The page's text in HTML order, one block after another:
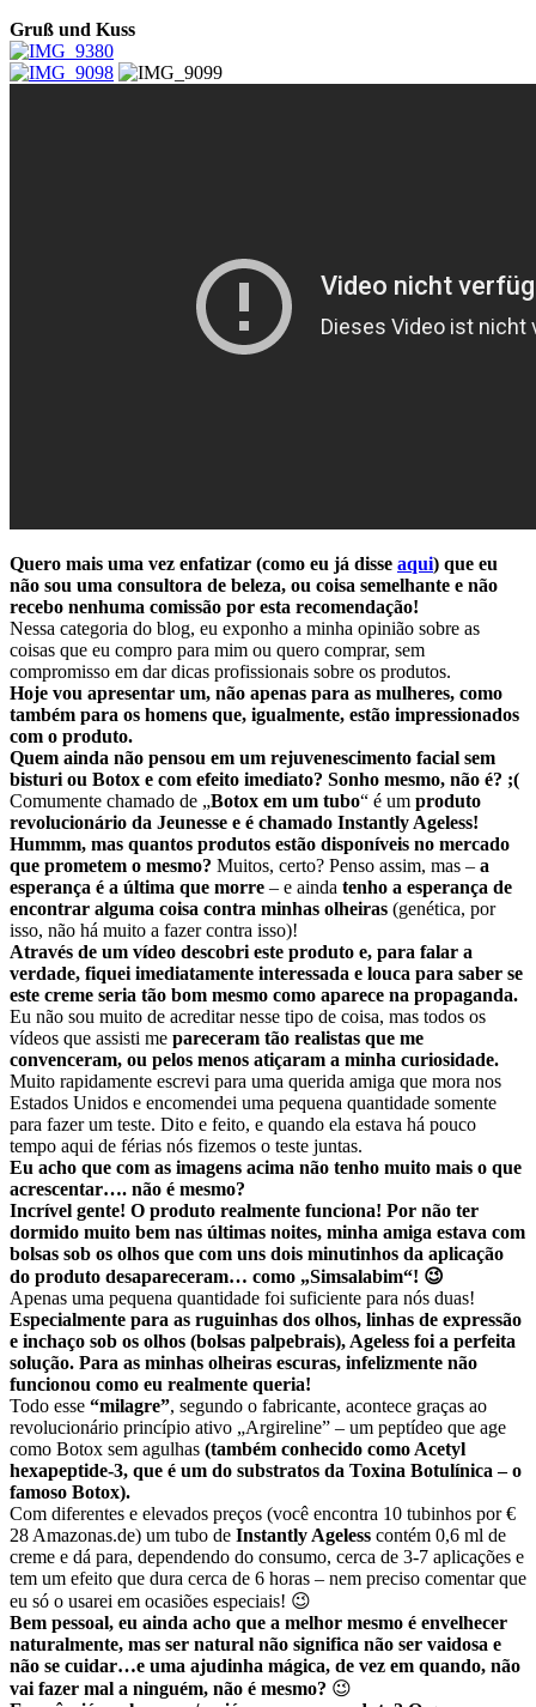
Gruß und Kuss
Quero mais uma vez enfatizar (como eu já disse aqui) que eu
não sou uma consultora de beleza, ou coisa semelhante e não
recebo nenhuma comissão por esta recomendação!
Nessa categoria do blog, eu exponho a minha opinião sobre as
coisas que eu compro para mim ou quero comprar, sem
compromisso em dar dicas profissionais sobre os produtos.
Hoje vou apresentar um, não apenas para as mulheres, como
também para os homens que, igualmente, estão impressionados
com o produto.
Quem ainda não pensou em um rejuvenescimento facial sem
bisturi ou Botox e com efeito imediato? Sonho mesmo, não é? ;(
Comumente chamado de „Botox em um tubo“ é um produto
revolucionário da Jeunesse e é chamado Instantly Ageless!
Hummm, mas quantos produtos estão disponíveis no mercado
que prometem o mesmo? Muitos, certo? Penso assim, mas – a
esperança é a última que morre – e ainda tenho a esperança de
encontrar alguma coisa contra minhas olheiras (genética, por
isso, não há muito a fazer contra isso)!
Através de um vídeo descobri este produto e, para falar a
verdade, fiquei imediatamente interessada e louca para saber se
este creme seria tão bom mesmo como aparece na propaganda.
Eu não sou muito de acreditar nesse tipo de coisa, mas todos os
vídeos que assisti me pareceram tão realistas que me
convenceram, ou pelos menos atiçaram a minha curiosidade.
Muito rapidamente escrevi para uma querida amiga que mora nos
Estados Unidos e encomendei uma pequena quantidade somente
para fazer um teste. Dito e feito, e quando ela estava há pouco
tempo aqui de férias nós fizemos o teste juntas.
Eu acho que com as imagens acima não tenho muito mais o que
acrescentar…. não é mesmo?
Incrível gente! O produto realmente funciona! Por não ter
dormido muito bem nas últimas noites, minha amiga estava com
bolsas sob os olhos que com uns dois minutinhos da aplicação
do produto desapareceram… como „Simsalabim“! 😉
Apenas uma pequena quantidade foi suficiente para nós duas!
Especialmente para as ruguinhas dos olhos, linhas de expressão
e inchaço sob os olhos (bolsas palpebrais), Ageless foi a perfeita
solução. Para as minhas olheiras escuras, infelizmente não
funcionou como eu realmente queria!
Todo esse “milagre”, segundo o fabricante, acontece graças ao
revolucionário princípio ativo „Argireline” – um peptídeo que age
como Botox sem agulhas (também conhecido como Acetyl
hexapeptide-3, que é um do substratos da Toxina Botulínica – o
famoso Botox).
Com diferentes e elevados preços (você encontra 10 tubinhos por €
28 Amazonas.de) um tubo de Instantly Ageless contém 0,6 ml de
creme e dá para, dependendo do consumo, cerca de 3-7 aplicações e
tem um efeito que dura cerca de 6 horas – nem preciso comentar que
eu só o usarei em ocasiões especiais! 😉
Bem pessoal, eu ainda acho que a melhor mesmo é envelhecer
naturalmente, mas ser natural não significa não ser vaidosa e
não se cuidar…e uma ajudinha mágica, de vez em quando, não
vai fazer mal a ninguém, não é mesmo? 😉